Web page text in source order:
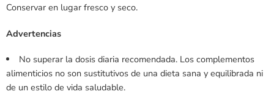
Conservar en lugar fresco y seco.
Advertencias
No superar la dosis diaria recomendada. Los complementos
alimenticios no son sustitutivos de una dieta sana y equilibrada ni
de un estilo de vida saludable.